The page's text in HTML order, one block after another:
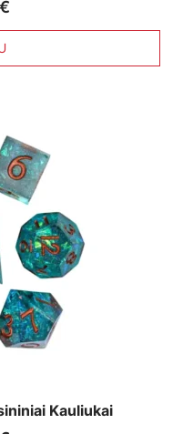
€
Kauliukai